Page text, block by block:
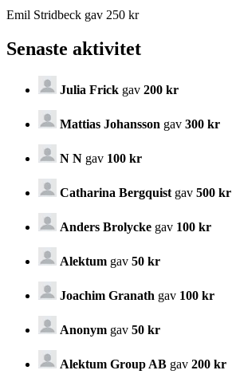
Emil Stridbeck gav 250 kr
Senaste aktivitet
Julia Frick gav 200 kr
Mattias Johansson gav 300 kr
N N gav 100 kr
Catharina Bergquist gav 500 kr
Anders Brolycke gav 100 kr
Alektum gav 50 kr
Joachim Granath gav 100 kr
Anonym gav 50 kr
Alektum Group AB gav 200 kr